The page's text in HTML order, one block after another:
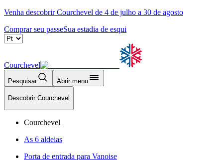
Venha descobrir Courchevel de 4 de julho a 30 de agosto
Comprar seu passeSua estadia de esqui
Courchevel
Pesquisar Abrir menu
Descobrir Courchevel
Courchevel
As 6 aldeias
Porta de entrada para Vanoise